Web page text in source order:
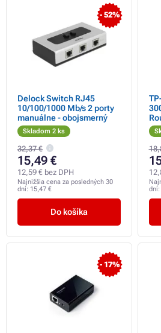
- 52%
Delock Switch RJ45
10/100/1000 Mb/s 2 porty
manuálne - obojsmerný
Skladom 2 ks
32,37 €
15,49 €
12,59 € bez DPH
Najnižšia cena za posledných 30
dní: 15,47 €
Do košíka
dní:
- 17%